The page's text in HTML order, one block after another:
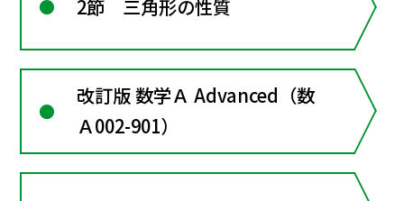
2節 三角形の性質
改訂版 数学Ａ Advanced（数
Ａ002-901）